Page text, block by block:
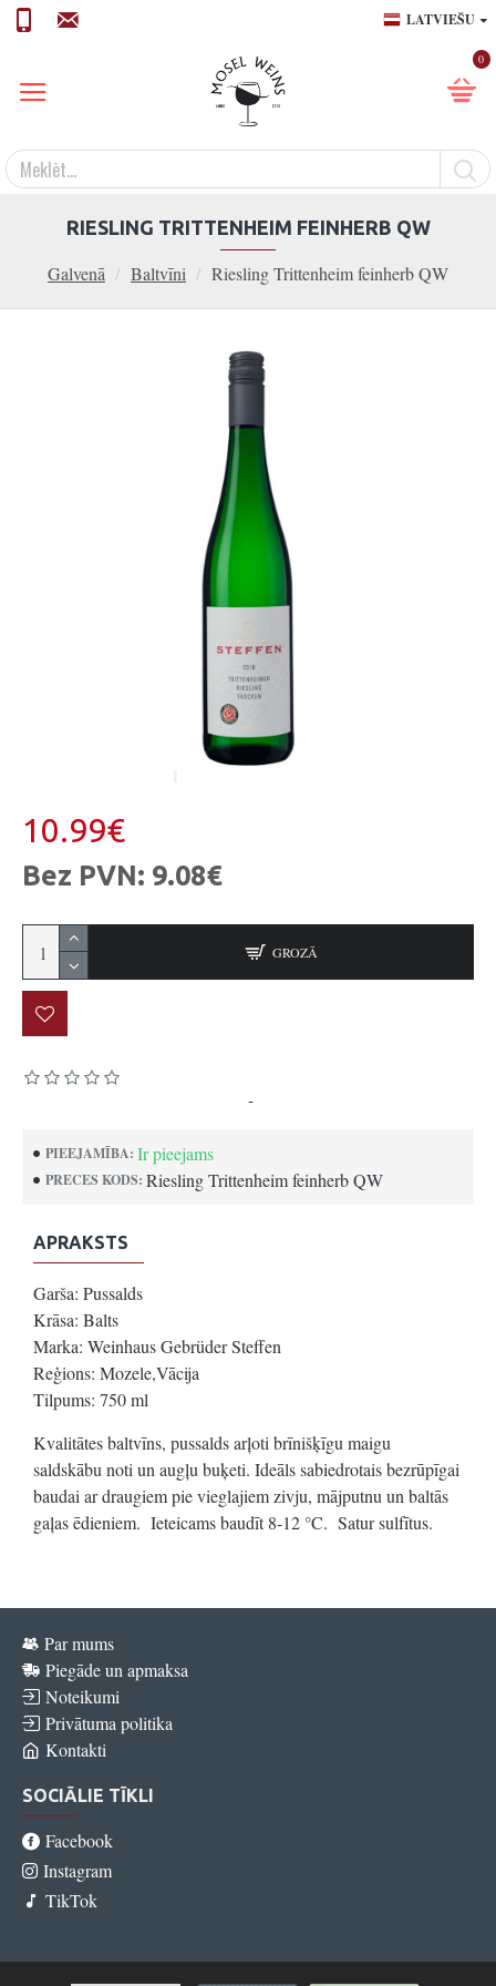
LATVIEŠU
0
Galvenā Baltvīni Riesling Trittenheim feinherb QW
RIESLING TRITTENHEIM FEINHERB QW
PIEEJAMĪBA: Ir pieejams
PRECES KODS: Riesling Trittenheim feinherb QW
-
10.99€
Bez PVN: 9.08€
GROZĀ
APRAKSTS
Garša: Pussalds
Krāsa: Balts
Marka: Weinhaus Gebrüder Steffen
Reģions: Mozele,Vācija
Tilpums: 750 ml
Kvalitātes baltvīns, pussalds arļoti brīnišķīgu maigu
saldskābu noti un augļu buķeti. Ideāls sabiedrotais bezrūpīgai
baudai ar draugiem pie vieglajiem zivju, mājputnu un baltās
gaļas ēdieniem. Ieteicams baudīt 8-12 °C. Satur sulfītus.
Par mums
Piegāde un apmaksa
Noteikumi
Privātuma politika
Kontakti
SOCIĀLIE TĪKLI
Facebook
Instagram
TikTok